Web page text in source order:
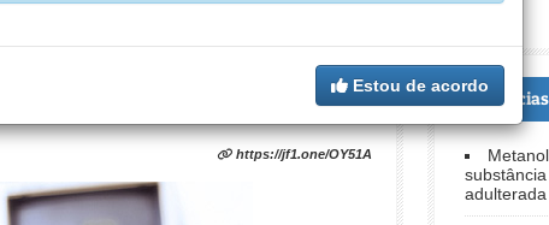
Estou de acordo
médico especialista em
https://jf1.one/OY51A
+Notícias
adulterada